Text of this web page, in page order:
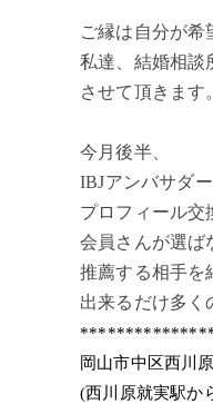
ご縁は自分が希
私達、結婚相談
させて頂きます
今月後半、
IBJアンバサダ
プロフィール交
会員さんが選ば
推薦する相手を
出来るだけ多く
岡山市中区西川
(西川原就実駅か